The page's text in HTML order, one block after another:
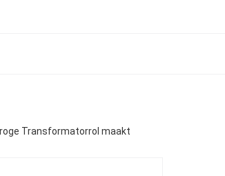
Transformatorrol maakt